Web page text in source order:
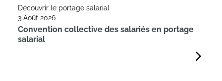
Découvrir le portage salarial
3 Août 2026
Convention collective des salariés en portage
salarial